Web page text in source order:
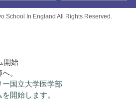
School In England All Rights Reserved.
開始
。
国立大学医学部
開始します。